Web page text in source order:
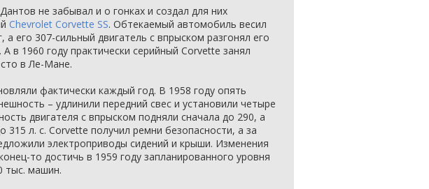
не забывал и о гонках и создал для них
Chevrolet Corvette SS. Обтекаемый автомобиль весил
а его 307-сильный двигатель с впрыском разгонял его
в 1960 году практически серийный Corvette занял
в Ле-Мане.
фактически каждый год. В 1958 году опять
– удлинили передний свес и установили четыре
двигателя с впрыском подняли сначала до 290, а
315 л. с. Corvette получил ремни безопасности, а за
электроприводы сидений и крыши. Изменения
то достичь в 1959 году запланированного уровня
тыс. машин.